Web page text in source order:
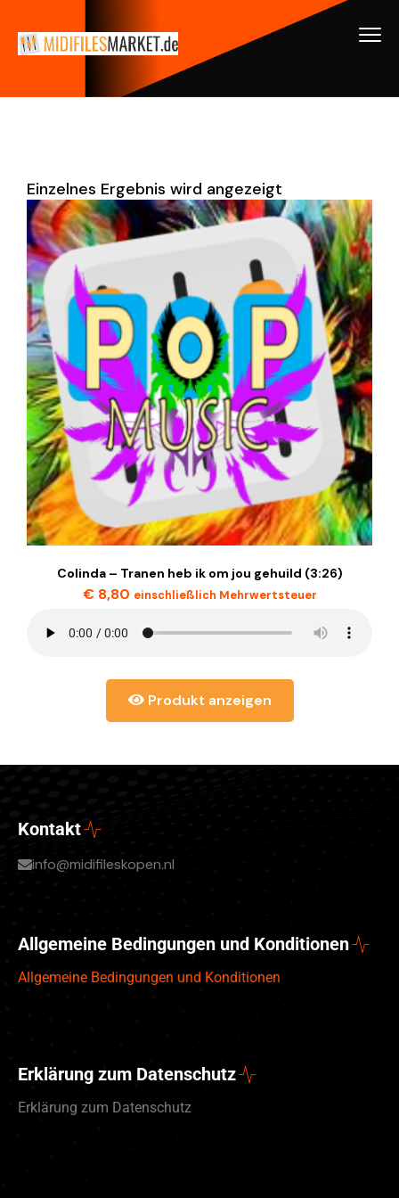
Einzelnes Ergebnis wird angezeigt
Colinda – Tranen heb ik om jou gehuild (3:26)
€8,80 einschließlich Mehrwertsteuer
Produkt anzeigen
Kontakt
info@midifileskopen.nl
Allgemeine Bedingungen und Konditionen
Allgemeine Bedingungen und Konditionen
Erklärung zum Datenschutz
Erklärung zum Datenschutz